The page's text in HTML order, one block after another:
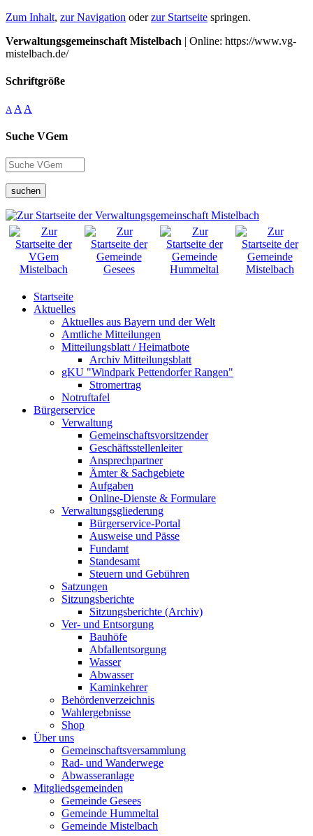
Zum Inhalt, zur Navigation oderzur Startseite springen.
Verwaltungsgemeinschaft Mistelbach | Online: https://www.vg-
mistelbach.de/
Schriftgröße
A A A
Suche VGem
suchen
Startseite
Aktuelles
Aktuelles aus Bayern und der Welt
Amtliche Mitteilungen
Mitteilungsblatt / Heimatbote
Archiv Mitteilungsblatt
gKU "Windpark Pettendorfer Rangen"
Stromertrag
Notruftafel
Bürgerservice
Verwaltung
Gemeinschaftsvorsitzender
Geschäftsstellenleiter
Ansprechpartner
Ämter & Sachgebiete
Aufgaben
Online-Dienste & Formulare
Verwaltungsgliederung
Bürgerservice-Portal
Ausweise und Pässe
Fundamt
Standesamt
Steuern und Gebühren
Satzungen
Sitzungsberichte
Sitzungsberichte (Archiv)
Ver- und Entsorgung
Bauhöfe
Abfallentsorgung
Wasser
Abwasser
Kaminkehrer
Behördenverzeichnis
Wahlergebnisse
Shop
Über uns
Gemeinschaftsversammlung
Rad- und Wanderwege
Abwasseranlage
Mitgliedsgemeinden
Gemeinde Gesees
Gemeinde Hummeltal
Gemeinde Mistelbach